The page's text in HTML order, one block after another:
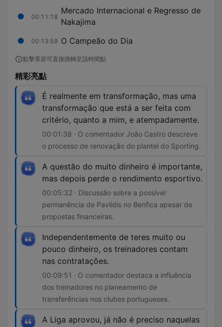
00:11:18
Mercado Internacional e Regresso de
Nakajima
00:13:59 O Campeão do Dia
點擊章節可直接跳轉至該時間點
精彩亮點
É realmente em transformação, mas uma
transformação que está a ser feita com
critério, quanto a mim, e atempadamente.
00:01:38 · O comentador João Castro descreve
o processo de renovação do plantel do Sporting.
A questão do muito dinheiro é importante,
mas depois perde o rendimento esportivo.
00:05:32 · Discussão sobre a possível
permanência de Pavlidis no Benfica apesar de
propostas financeiras.
Independentemente de teres muito ou
pouco dinheiro, os treinadores contam
nas contratações.
00:09:51 · O comentador destaca a influência
dos treinadores no planeamento de
transferências nos clubes portugueses.
A Liga aprovou, já não é preciso naquelas